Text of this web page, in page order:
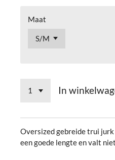
Maat
In
Oversized gebreide trui
een goede lengte en valt